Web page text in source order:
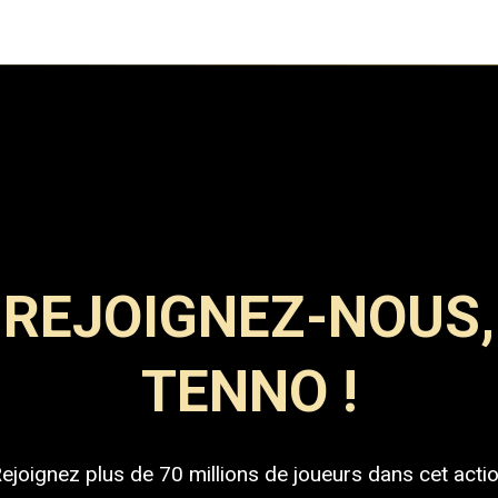
REJOIGNEZ-NOUS,
TENNO !
plus de 70 millions de joueurs dans cet